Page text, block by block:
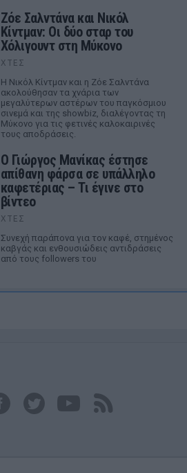
Ζόε Σαλντάνα και Νικόλ
Κίντμαν: Οι δύο σταρ του
Χόλιγουντ στη Μύκονο
ΧΤΕΣ
Η Νικόλ Κίντμαν και η Ζόε Σαλντάνα
ακολούθησαν τα χνάρια των
μεγαλύτερων αστέρων του παγκόσμιου
σινεμά και της showbiz, διαλέγοντας τη
Μύκονο για τις φετινές καλοκαιρινές
τους αποδράσεις.
Ο Γιώργος Μανίκας έστησε
απίθανη φάρσα σε υπάλληλο
καφετέριας – Τι έγινε στο
βίντεο
ΧΤΕΣ
Συνεχή παράπονα για τον καφέ, στημένος
καβγάς και ενθουσιώδεις αντιδράσεις
από τους followers του